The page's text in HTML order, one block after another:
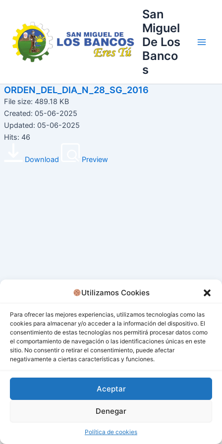
Utilizamos Cookies
Para ofrecer las mejores experiencias, utilizamos tecnologías como las
cookies para almacenar y/o acceder a la información del dispositivo. El
consentimiento de estas tecnologías nos permitirá procesar datos como
el comportamiento de navegación o las identificaciones únicas en este
sitio. No consentir o retirar el consentimiento, puede afectar
negativamente a ciertas características y funciones.
Aceptar
Denegar
Política de cookies
contenido
San
Miguel
De Los
Banco
s
ORDEN_DEL_DIA_N_28_SG_2016
File size: 489.18 KB
Created: 05-06-2025
Updated: 05-06-2025
Hits: 46
Download Preview
Todos los derechos © 2026 San Miguel De Los Bancos |